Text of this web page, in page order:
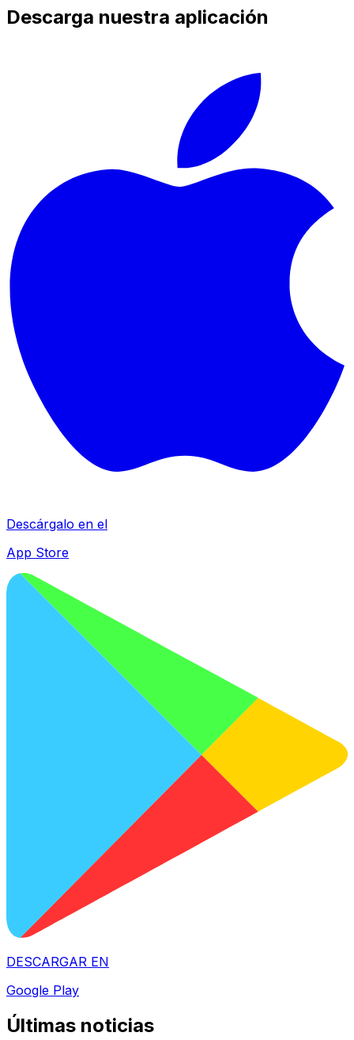
Descarga nuestra aplicación
Descárgalo en el
App Store
DESCARGAR EN
Google Play
Últimas noticias